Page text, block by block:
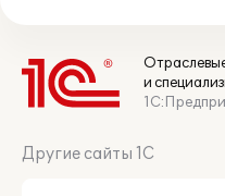
и
Другие сайты 1С